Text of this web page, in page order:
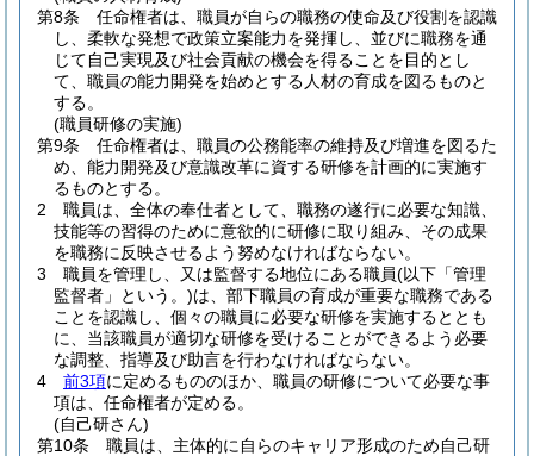
第8条
任命権者は、職員が自らの職務の使命及び役割を認識
し、柔軟な発想で政策立案能力を発揮し、並びに職務を通
じて自己実現及び社会貢献の機会を得ることを目的とし
て、職員の能力開発を始めとする人材の育成を図るものと
する。
(職員研修の実施)
第9条
任命権者は、職員の公務能率の維持及び増進を図るた
め、能力開発及び意識改革に資する研修を計画的に実施す
るものとする。
2
職員は、全体の奉仕者として、職務の遂行に必要な知識、
技能等の習得のために意欲的に研修に取り組み、その成果
を職務に反映させるよう努めなければならない。
3
職員を管理し、又は監督する地位にある職員(以下「管理
監督者」という。)は、部下職員の育成が重要な職務である
ことを認識し、個々の職員に必要な研修を実施するととも
に、当該職員が適切な研修を受けることができるよう必要
な調整、指導及び助言を行わなければならない。
4
前3項に定めるもののほか、職員の研修について必要な事
項は、任命権者が定める。
(自己研さん)
第10条
職員は、主体的に自らのキャリア形成のため自己研